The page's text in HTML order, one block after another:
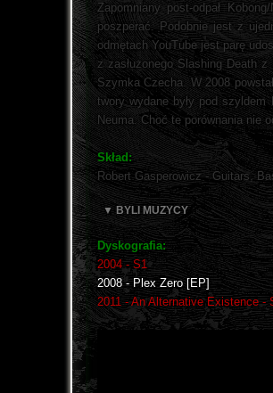
Zapomniany post-odpał
poszperać. Podobnie jest z
odmętach YouTube jest parę
z zasłużonego Slashing Death
Szymka Czecha. W 2008
twory wydane były pod
Neuma. Choć te porównania nie
Skład:
Robert Gasperowicz - Guitars,
▼ BYLI MUZYCY
Dyskografia:
2004 - S1
2008 - Plex Zero [EP]
2011 - An Alternative Existence -